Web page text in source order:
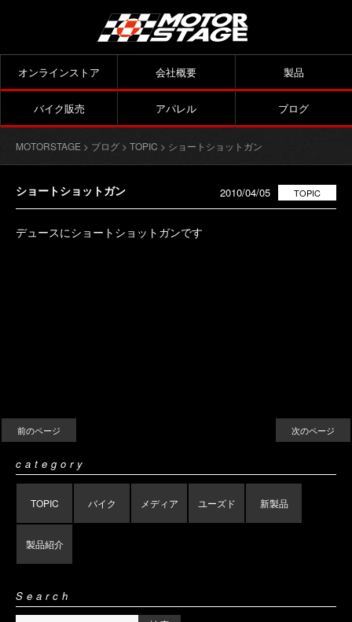
オンラインストア 会社概要 製品
バイク販売 アパレル ブログ
MOTORSTAGE > ブログ > TOPIC > ショートショットガン
ショートショットガン TOPIC
2010/04/05
デュースにショートショットガンです
前のページ 次のページ
category
TOPIC バイク メディア ユーズド 新製品
製品紹介
Search